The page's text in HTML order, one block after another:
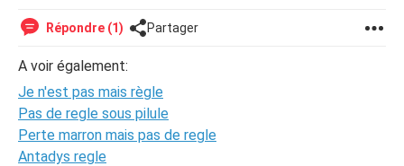
Répondre (1) Partager
A voir également:
Je n'est pas mais règle
Pas de regle sous pilule
Perte marron mais pas de regle
Antadys regle